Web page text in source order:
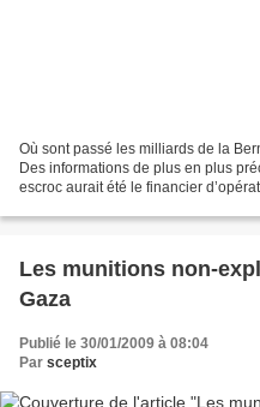
Où sont passé les milliards de la
Des informations de plus en plus
escroc aurait été le financier
Les munitions non-
Gaza
Publié le 30/01/2009 à 08:04
Par sceptix